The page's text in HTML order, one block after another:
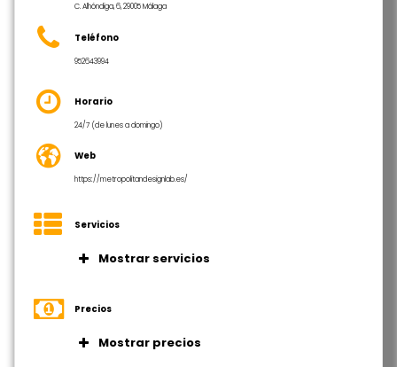
C. Alhóndiga, 6, 29005 Málaga
Teléfono
952643994
Horario
24/7 (de lunes a domingo)
Web
https://metropolitandesignlab.es/
Servicios
Mostrar servicios
simétrica de 1 GB
Precios
Mostrar precios